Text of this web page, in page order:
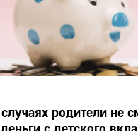
родители не